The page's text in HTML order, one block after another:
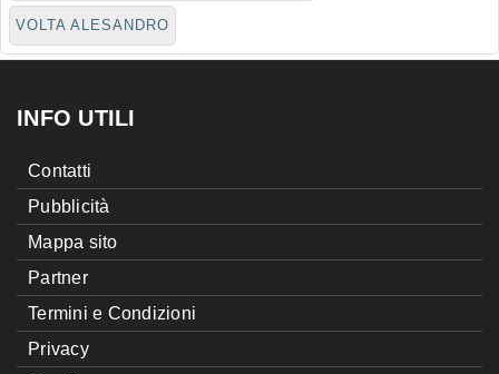
VOLTA ALESANDRO
INFO UTILI
Contatti
Pubblicità
Mappa sito
Partner
Termini e Condizioni
Privacy